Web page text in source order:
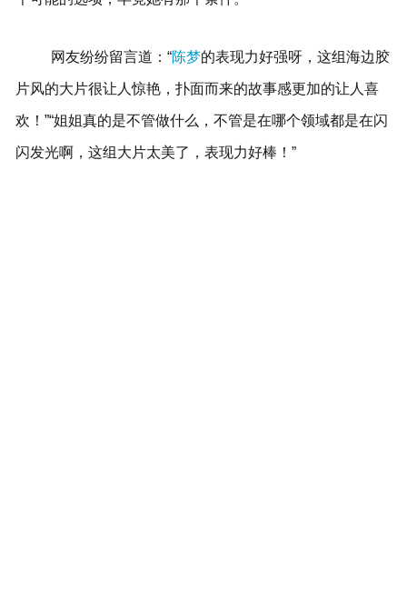
网友纷纷留言道：“陈梦的表现力好强呀，这组海边胶
片风的大片很让人惊艳，扑面而来的故事感更加的让人喜
欢！”“姐姐真的是不管做什么，不管是在哪个领域都是在闪
闪发光啊，这组大片太美了，表现力好棒！”